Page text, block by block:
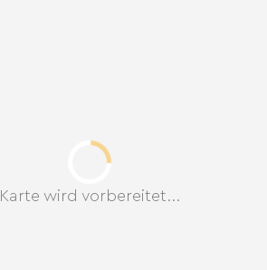
Karte wird vorbereitet...